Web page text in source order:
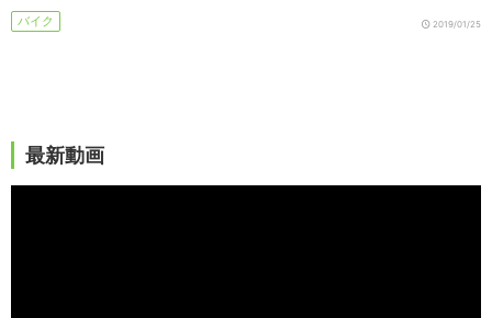
バイク 2019/01/25
最新動画